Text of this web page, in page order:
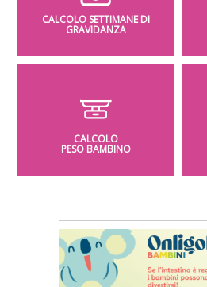
CALCOLO SETTIMANE DI
GRAVIDANZA
CALCOLO
PESO BAMBINO